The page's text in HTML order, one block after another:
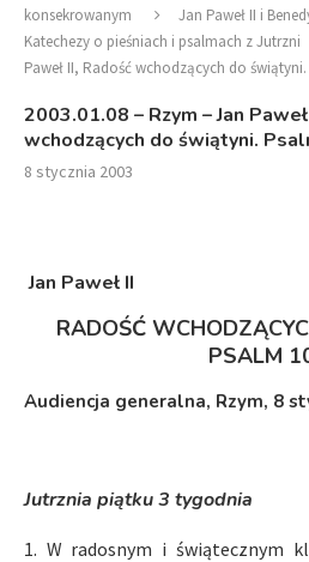
konsekrowanym
Jan Paweł II i
Katechezy o pieśniach i psalmach z Jutrzni
Paweł II, Radość wchodzących do
2003.01.08 – Rzym – Jan
wchodzących do świątyni.
8 stycznia 2003
Jan Paweł II
RADOŚĆ
PSALM
Audiencja generalna, Rzym, 8
Jutrznia piątku 3 tygodnia
1. W radosnym i świątecznym